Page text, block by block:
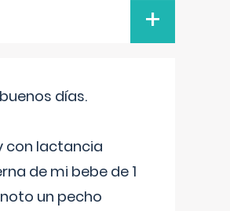
+
días.
con lactancia
de mi bebe de 1
un pecho